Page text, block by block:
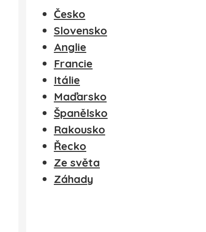
Česko
Slovensko
Anglie
Francie
Itálie
Maďarsko
Španělsko
Rakousko
Řecko
Ze světa
Záhady